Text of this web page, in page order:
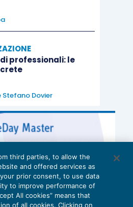
professionali: le
Stefano Dovier
third parties, to allow the
and offered services as
prior consent, to use data
to improve performance of
All cookies” means that
of all cookies. Clicking on